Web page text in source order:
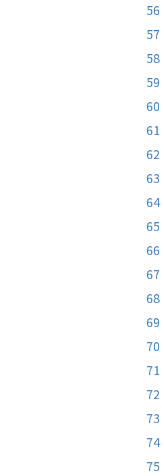
56
57
58
59
60
61
62
63
64
65
66
67
68
69
70
71
72
73
74
75